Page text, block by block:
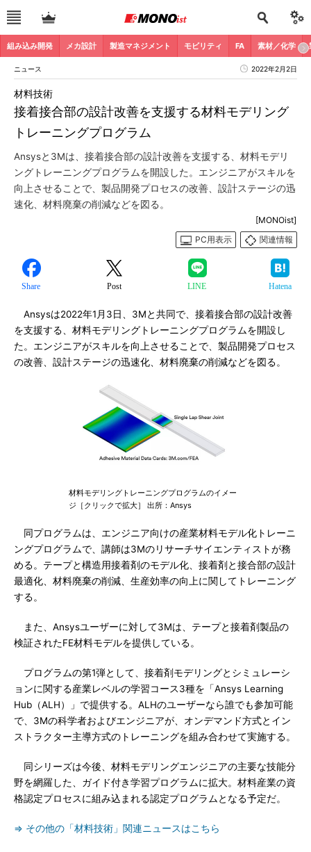
組み込み開発 メカ設計 製造マネジメント モビリティ FA 素材／化学
ニュース 2022年2月2日
接着接合部の設計改善を支援する材料モデリング
トレーニングプログラム
材料技術
Ansysと3Mは、接着接合部の設計改善を支援する、材料モデリ
ングトレーニングプログラムを開設した。エンジニアがスキルを
向上させることで、製品開発プロセスの改善、設計ステージの迅
速化、材料廃棄の削減などを図る。
[MONOist]
PC用表示
関連情報
Share Post LINE Hatena
Ansysは2022年1月3日、3Mと共同で、接着接合部の設計改善
を支援する、材料モデリングトレーニングプログラムを開設し
た。エンジニアがスキルを向上させることで、製品開発プロセス
の改善、設計ステージの迅速化、材料廃棄の削減などを図る。
材料モデリングトレーニングプログラムのイメー
ジ［クリックで拡大］ 出所：Ansys
同プログラムは、エンジニア向けの産業材料モデル化トレーニ
ングプログラムで、講師は3Mのリサーチサイエンティストが務
める。テープと構造用接着剤のモデル化、接着剤と接合部の設計
最適化、材料廃棄の削減、生産効率の向上に関してトレーニング
する。
また、Ansysユーザーに対して3Mは、テープと接着剤製品の
検証されたFE材料モデルを提供している。
プログラムの第1弾として、接着剤モデリングとシミュレーシ
ョンに関する産業レベルの学習コース3種を「Ansys Learning
Hub（ALH）」で提供する。ALHのユーザーなら誰でも参加可能
で、3Mの科学者およびエンジニアが、オンデマンド方式とイン
ストラクター主導方式のトレーニングを組み合わせて実施する。
同シリーズは今後、材料モデリングエンジニアの主要な技能分
野を網羅した、ガイド付き学習プログラムに拡大。材料産業の資
格認定プロセスに組み込まれる認定プログラムとなる予定だ。
⇒ その他の「材料技術」関連ニュースはこちら